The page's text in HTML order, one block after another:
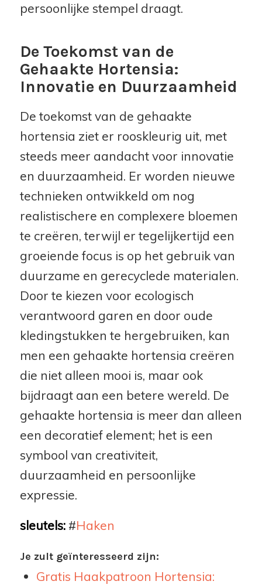
persoonlijke stempel draagt.
De Toekomst van de
Gehaakte Hortensia:
Innovatie en Duurzaamheid
De toekomst van de gehaakte
hortensia ziet er rooskleurig uit, met
steeds meer aandacht voor innovatie
en duurzaamheid. Er worden nieuwe
technieken ontwikkeld om nog
realistischere en complexere bloemen
te creëren, terwijl er tegelijkertijd een
groeiende focus is op het gebruik van
duurzame en gerecyclede materialen.
Door te kiezen voor ecologisch
verantwoord garen en door oude
kledingstukken te hergebruiken, kan
men een gehaakte hortensia creëren
die niet alleen mooi is, maar ook
bijdraagt aan een betere wereld. De
gehaakte hortensia is meer dan alleen
een decoratief element; het is een
symbool van creativiteit,
duurzaamheid en persoonlijke
expressie.
sleutels:#Haken
Je zult geïnteresseerd zijn:
Gratis Haakpatroon Hortensia: